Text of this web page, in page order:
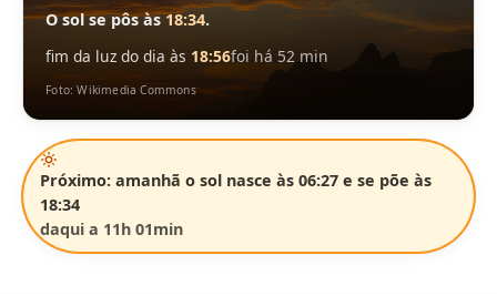
O sol se pôs às18:34.
fim da luz do dia às 18:56foi há 52 min
Foto: Wikimedia Commons
Próximo: amanhã o sol nasce às 06:27 e se põe às
18:34
daqui a 11h 01min